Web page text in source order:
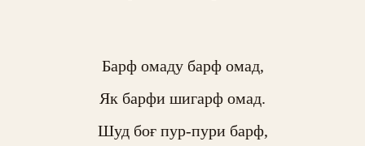
Барф омаду барф омад,
Як барфи шигарф омад.
Шуд боғ пур-пури барф,